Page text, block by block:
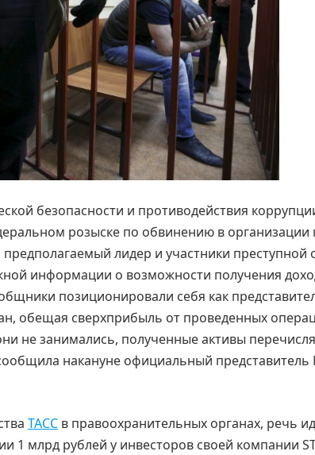
безопасности и противодействия
розыске по обвинению в организации
предполагаемый лидер и участники преступной
информации о возможности получения
позиционировали себя как
обещая сверхприбыль от проведенных
не занимались, полученные активы
накануне официальный
ТАСС в правоохранительных органах, речь
млрд рублей у инвесторов своей компании